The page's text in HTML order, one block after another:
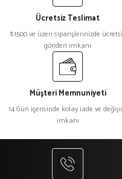
Ücretsiz Teslimat
₺1500 ve üzeri siparişlerinizde
gönderi imkanı
Müşteri Memnuniyeti
14 Gün içerisinde kolay iade ve
imkanı